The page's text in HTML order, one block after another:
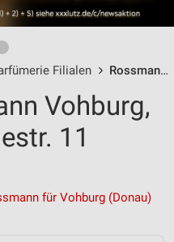
Filialen Rossmann Vohburg / Gewerbestr. 11 - Öffnungszeiten & Adresse
Vohburg,
11
für Vohburg (Donau)